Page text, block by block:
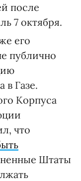
после
7 октября.
его
публично
в Газе.
Корпуса
что
Штаты